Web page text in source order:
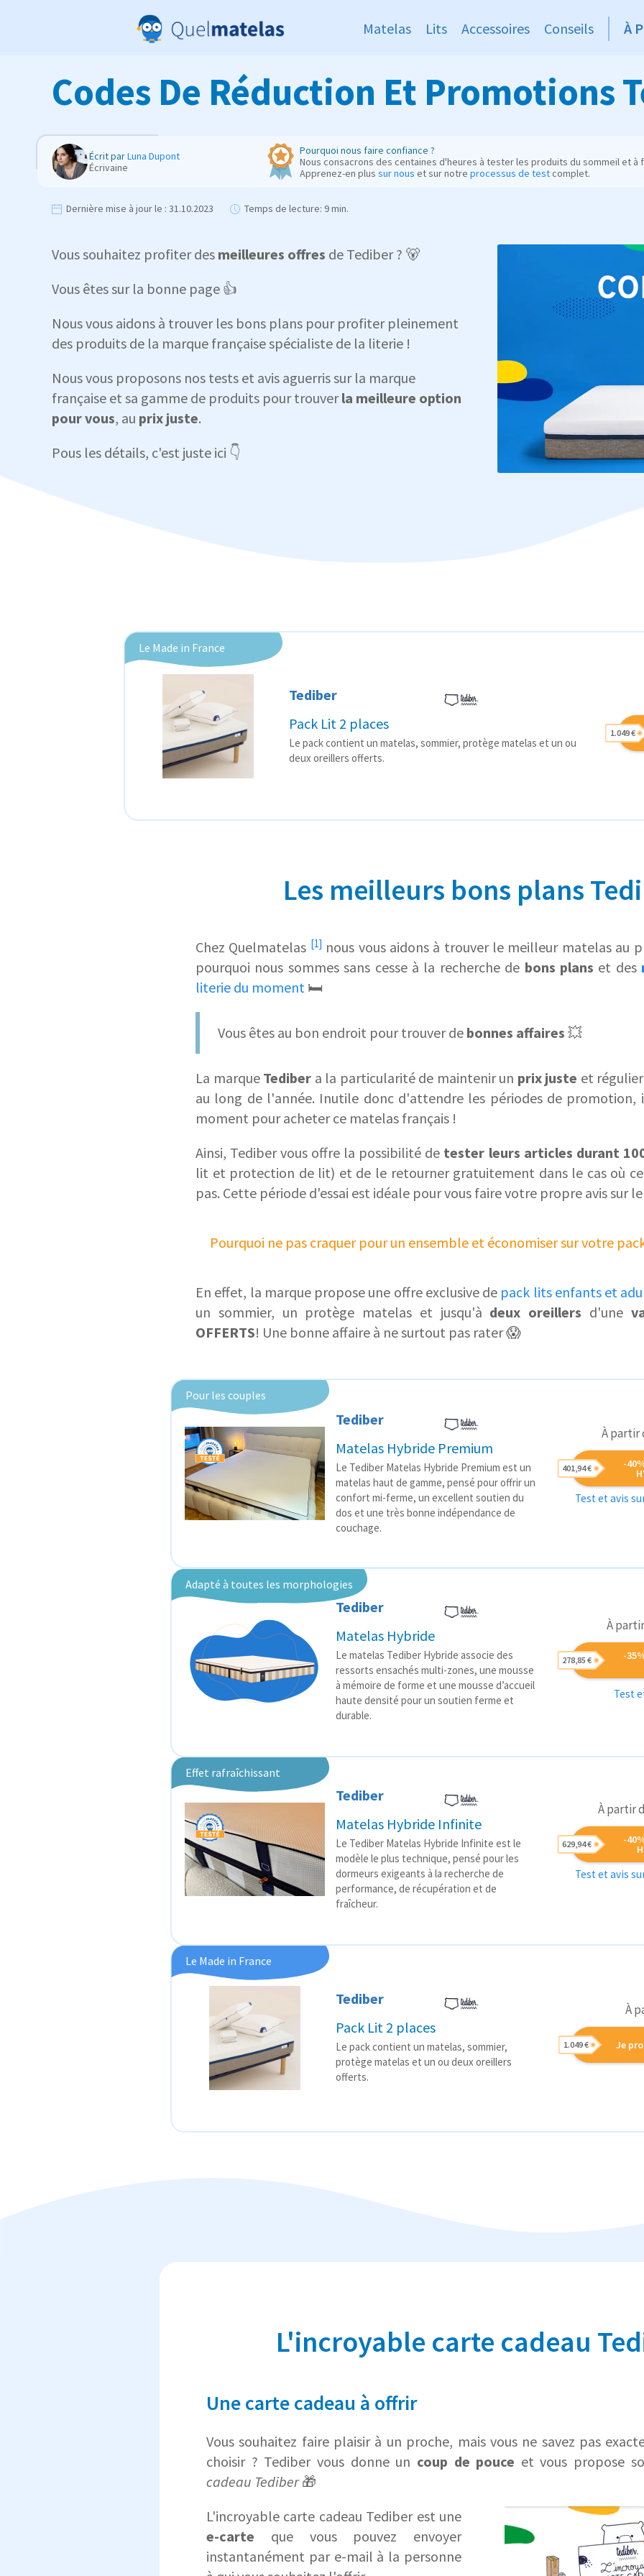
Matelas Lits Accessoires Conseils À
Codes De Réduction Et Promotions
Écrit parLuna Dupont
Écrivaine
Pourquoi nous faire confiance ?
Nous consacrons des centaines d'heures à tester les produits du sommeil et
Apprenez-en plus sur nous et sur notre processus de testcomplet.
Dernière mise à jour le : 31.10.2023 Temps de lecture: 9 min.
Vous souhaitez profiter des meilleures offres de Tediber ? 🐻
Vous êtes sur la bonne page 👍
Nous vous aidons à trouver les bons plans pour profiter pleinement
des produits de la marque française spécialiste de la literie !
Nous vous proposons nos tests et avis aguerris sur la marque
française et sa gamme de produits pour trouverla meilleure option
pour vous, au prix juste.
Pous les détails, c'est juste ici 👇
Le Made in France
Tediber
Pack Lit 2 places
Le pack contient un matelas, sommier, protège matelas et un ou
deux oreillers offerts.
1.049 €
Les meilleurs bons plans
Chez Quelmatelas [1] nous vous aidons à trouver le meilleur matelas au
pourquoi nous sommes sans cesse à la recherche de bons plans et des
literie du moment 🛏️
Vous êtes au bon endroit pour trouver de bonnes affaires 💥
La marque Tediber a la particularité de maintenir un prix juste et
au long de l'année. Inutile donc d'attendre les périodes de
moment pour acheter ce matelas français !
Ainsi, Tediber vous offre la possibilité de tester leurs articles durant
lit et protection de lit) et de le retourner gratuitement dans le cas où
pas. Cette période d'essai est idéale pour vous faire votre propre avis sur
Pourquoi ne pas craquer pour un ensemble et économiser sur votre
En effet, la marque propose une offre exclusive de pack lits enfants et
un sommier, un protège matelas et jusqu'à deux oreillers d'une
OFFERTS! Une bonne affaire à ne surtout pas rater 😱
Pour les couples
Tediber
Matelas Hybride Premium
Le Tediber Matelas Hybride Premium est un
matelas haut de gamme, pensé pour offrir un
confort mi-ferme, un excellent soutien du
dos et une très bonne indépendance de
couchage.
À
-
401,94 €
Test et avis
Adapté à toutes les morphologies
Tediber
Matelas Hybride
Le matelas Tediber Hybride associe des
ressorts ensachés multi-zones, une mousse
à mémoire de forme et une mousse d’accueil
haute densité pour un soutien ferme et
durable.
À
-
278,85 €
Test
Effet rafraîchissant
Tediber
Matelas Hybride Infinite
Le Tediber Matelas Hybride Infinite est le
modèle le plus technique, pensé pour les
dormeurs exigeants à la recherche de
performance, de récupération et de
fraîcheur.
À partir
-
629,94 €
Test et avis
Le Made in France
Tediber
Pack Lit 2 places
Le pack contient un matelas, sommier,
protège matelas et un ou deux oreillers
offerts.
À
Je
1.049 €
L'incroyable carte cadeau
Une carte cadeau à offrir
Vous souhaitez faire plaisir à un proche, mais vous ne savez pas
choisir ? Tediber vous donne un coup de pouce et vous propose
cadeau Tediber🎁
L'incroyable carte cadeau Tediber est une
e-carte que vous pouvez envoyer
instantanément par e-mail à la personne